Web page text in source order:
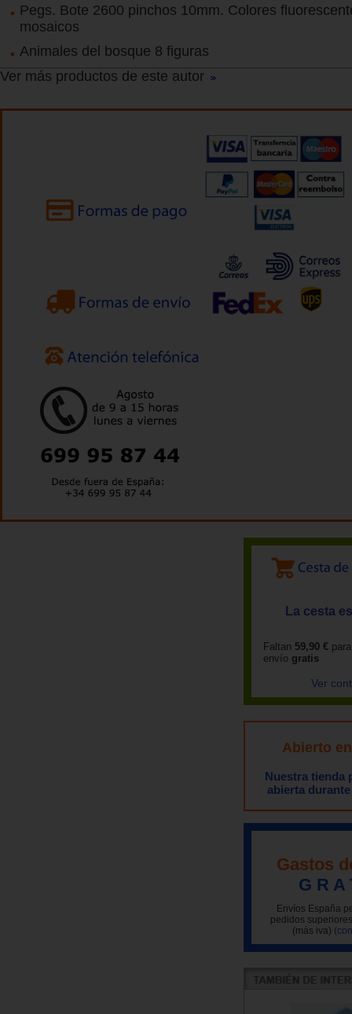
Pegs. Bote 2600 pinchos 10mm. Colores
mosaicos
Animales del bosque 8 figuras
Ver más productos de este autor
La cesta
Faltan 59,90 €
envío gratis
Ver
Abierto
Nuestra tienda
abierta
Gastos
G R A
Envíos España
pedidos
(más iva)